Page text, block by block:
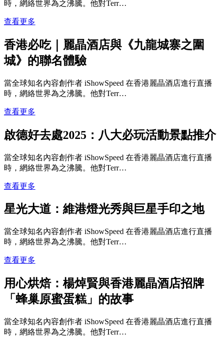
時，網絡世界為之沸騰。他對Terr…
查看更多
香港必吃｜麗晶酒店與《九龍城寨之圍
城》的聯名體驗
當全球知名內容創作者 iShowSpeed 在香港麗晶酒店進行直播
時，網絡世界為之沸騰。他對Terr…
查看更多
啟德好去處2025：八大必玩活動景點推介
當全球知名內容創作者 iShowSpeed 在香港麗晶酒店進行直播
時，網絡世界為之沸騰。他對Terr…
查看更多
星光大道：維港燈光秀與巨星手印之地
當全球知名內容創作者 iShowSpeed 在香港麗晶酒店進行直播
時，網絡世界為之沸騰。他對Terr…
查看更多
用心烘焙：楊焯賢與香港麗晶酒店招牌
「蜂巢原蜜蛋糕」的故事
當全球知名內容創作者 iShowSpeed 在香港麗晶酒店進行直播
時，網絡世界為之沸騰。他對Terr…